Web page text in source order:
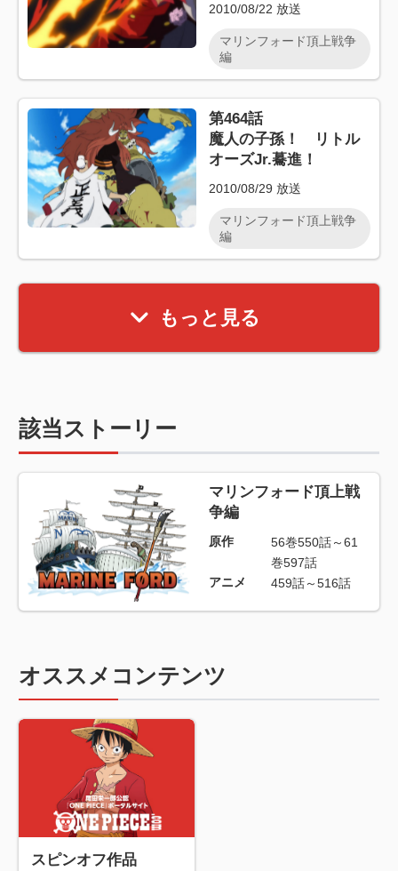
2010/08/22 放送
マリンフォード頂上戦争
編
第464話
魔人の子孫！ リトル
オーズJr.驀進！
2010/08/29 放送
マリンフォード頂上戦争
編
もっと見る
該当ストーリー
マリンフォード頂上戦
争編
原作
56巻550話～61
巻597話
アニメ
459話～516話
オススメコンテンツ
スピンオフ作品